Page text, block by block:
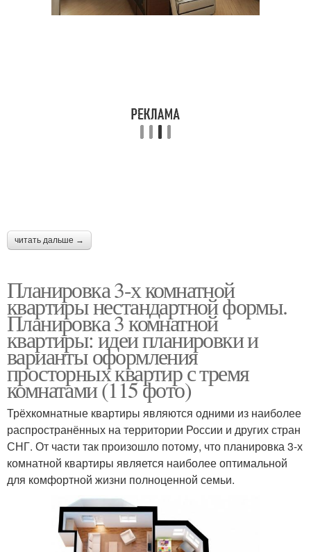
читать дальше →
Планировка 3-х комнатной
квартиры нестандартной формы.
Планировка 3 комнатной
квартиры: идеи планировки и
варианты оформления
просторных квартир с тремя
комнатами (115 фото)
Трёхкомнатные квартиры являются одними из наиболее
распространённых на территории России и других стран
СНГ. От части так произошло потому, что планировка 3-х
комнатной квартиры является наиболее оптимальной
для комфортной жизни полноценной семьи.